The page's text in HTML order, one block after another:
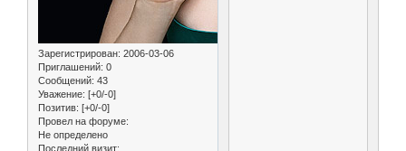
Зарегистрирован: 2006-03-06
Приглашений: 0
Сообщений: 43
Уважение: [+0/-0]
Позитив: [+0/-0]
Провел на форуме:
Не определено
Последний визит: